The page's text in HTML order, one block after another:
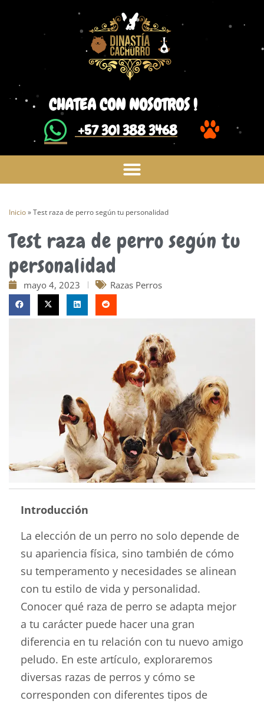
CHATEA CON NOSOTROS !
​ +57 301 388 3468
Inicio»Test raza de perro según tu personalidad
Test raza de perro según tu
personalidad
mayo 4, 2023 Razas Perros
Introducción
La elección de un perro no solo depende de
su apariencia física, sino también de cómo
su temperamento y necesidades se alinean
con tu estilo de vida y personalidad.
Conocer qué raza de perro se adapta mejor
a tu carácter puede hacer una gran
diferencia en tu relación con tu nuevo amigo
peludo. En este artículo, exploraremos
diversas razas de perros y cómo se
corresponden con diferentes tipos de